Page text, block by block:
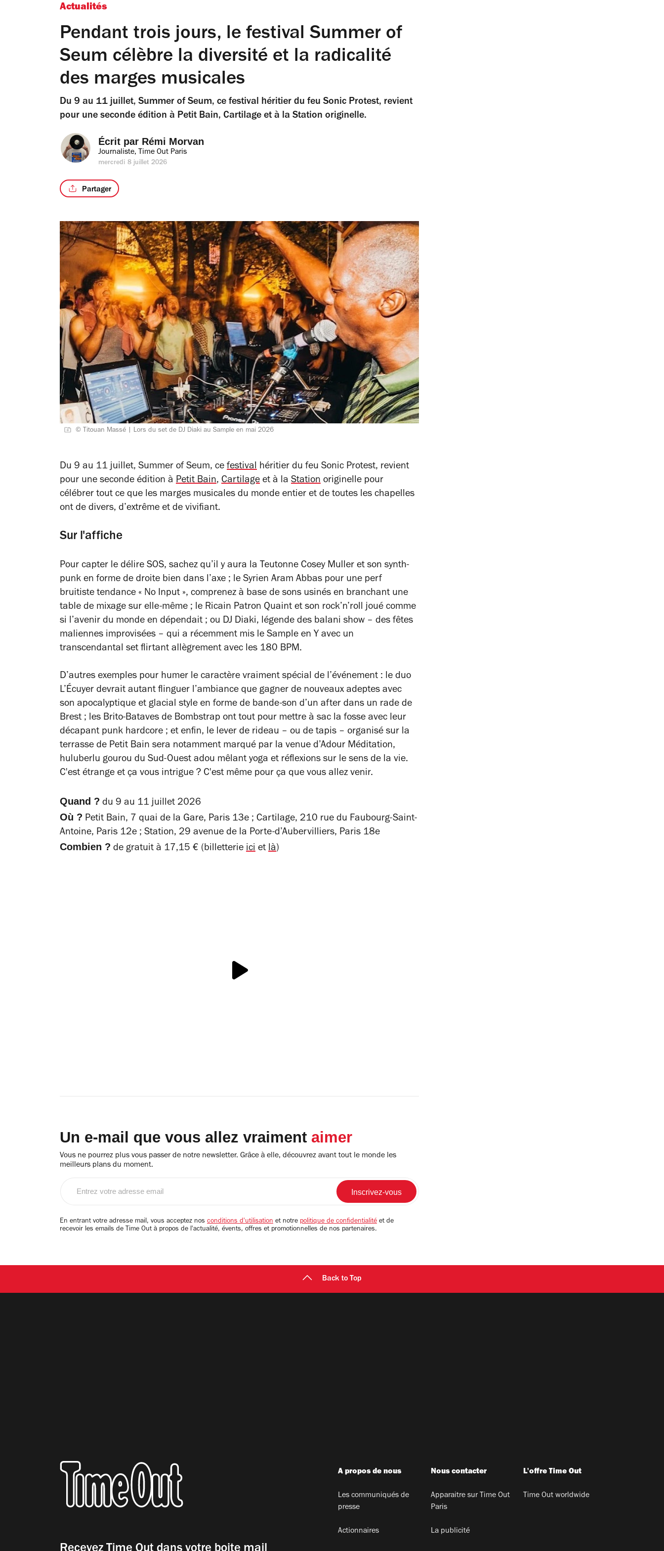
Actualités
Pendant trois jours, le festival Summer of
Seum célèbre la diversité et la radicalité
des marges musicales
Du 9 au 11 juillet, Summer of Seum, ce festival héritier du feu Sonic Protest, revient
pour une seconde édition à Petit Bain, Cartilage et à la Station originelle.
Écrit par Rémi Morvan
Journaliste, Time Out Paris
mercredi 8 juillet 2026
Partager
© Titouan Massé | Lors du set de DJ Diaki au Sample en mai 2026
Du 9 au 11 juillet, Summer of Seum, ce festival héritier du feu Sonic Protest, revient
pour une seconde édition à Petit Bain, Cartilage et à la Station originelle pour
célébrer tout ce que les marges musicales du monde entier et de toutes les chapelles
ont de divers, d’extrême et de vivifiant.
Sur l'affiche
Pour capter le délire SOS, sachez qu’il y aura la Teutonne Cosey Muller et son synth-
punk en forme de droite bien dans l’axe ; le Syrien Aram Abbas pour une perf
bruitiste tendance « No Input », comprenez à base de sons usinés en branchant une
table de mixage sur elle-même ; le Ricain Patron Quaint et son rock’n’roll joué comme
si l’avenir du monde en dépendait ; ou DJ Diaki, légende des balani show – des fêtes
maliennes improvisées – qui a récemment mis le Sample en Y avec un
transcendantal set flirtant allègrement avec les 180 BPM.
D’autres exemples pour humer le caractère vraiment spécial de l’événement : le duo
L’Écuyer devrait autant flinguer l’ambiance que gagner de nouveaux adeptes avec
son apocalyptique et glacial style en forme de bande-son d’un after dans un rade de
Brest ; les Brito-Bataves de Bombstrap ont tout pour mettre à sac la fosse avec leur
décapant punk hardcore ; et enfin, le lever de rideau – ou de tapis – organisé sur la
terrasse de Petit Bain sera notamment marqué par la venue d’Adour Méditation,
huluberlu gourou du Sud-Ouest adou mêlant yoga et réflexions sur le sens de la vie.
C'est étrange et ça vous intrigue ? C'est même pour ça que vous allez venir.
Quand ? du 9 au 11 juillet 2026
Où ? Petit Bain, 7 quai de la Gare, Paris 13e ; Cartilage, 210 rue du Faubourg-Saint-
Antoine, Paris 12e ; Station, 29 avenue de la Porte-d’Aubervilliers, Paris 18e
Combien ? de gratuit à 17,15 € (billetterie ici et là)
Un e-mail que vous allez vraiment aimer
Vous ne pourrez plus vous passer de notre newsletter. Grâce à elle, découvrez avant tout le monde les
meilleurs plans du moment.
email
En entrant votre adresse mail, vous acceptez nos conditions d'utilisation et notre politique de confidentialité et de
recevoir les emails de Time Out à propos de l'actualité, évents, offres et promotionnelles de nos partenaires.
Back to Top
A propos de nous
Les communiqués de
presse
Actionnaires
Nous contacter
Apparaitre sur Time Out
Paris
La publicité
L'offre Time Out
Time Out worldwide